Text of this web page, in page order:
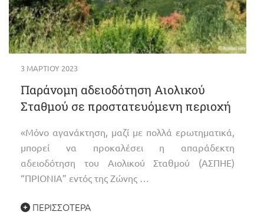
3 ΜΑΡΤΊΟΥ 2023
Παράνομη αδειοδότηση Αιολικού
Σταθμού σε προστατευόμενη περιοχή
«Μόνο αγανάκτηση, μαζί με πολλά ερωτηματικά,
μπορεί να προκαλέσει η απαράδεκτη
αδειοδότηση του Αιολικού Σταθμού (ΑΣΠΗΕ)
“ΠΡΙΟΝΙΑ” εντός της Ζώνης …
ΠΕΡΙΣΣΌΤΕΡΑ